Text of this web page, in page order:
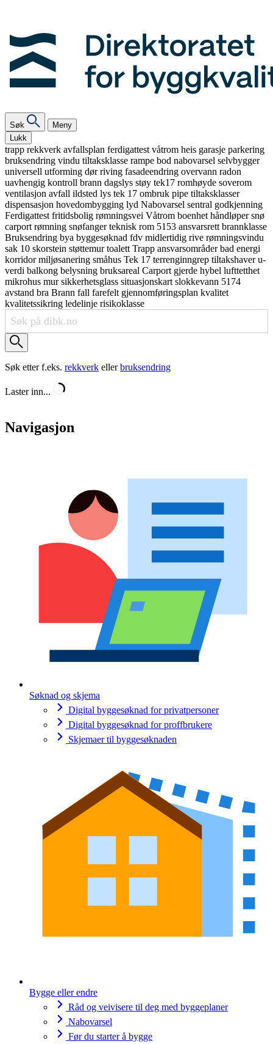
Søk
Meny
Lukk
trapp rekkverk avfallsplan ferdigattest våtrom heis garasje parkering
bruksendring vindu tiltaksklasse rampe bod nabovarsel selvbygger
universell utforming dørriving fasadeendring overvann radon
uavhengig kontroll brann dagslys støy tek17 romhøyde soverom
ventilasjon avfall ildsted lys tek 17 ombruk pipe tiltaksklasser
dispensasjon hovedombygging lyd Nabovarsel sentral godkjenning
Ferdigattest fritidsbolig rømningsvei Våtrom boenhet håndløpersnø
carport rømning snøfangerteknisk rom 5153 ansvarsrett brannklasse
Bruksendring bya byggesøknad fdv midlertidig rive rømningsvindu
sak 10 skorstein støttemurtoalett Trapp ansvarsområderbad energi
korridormiljøsanering småhus Tek 17 terrenginngrep tiltakshaveru-
verdi balkong belysning bruksareal Carport gjerde hybel lufttetthet
mikrohus mursikkerhetsglass situasjonskart slokkevann 5174
avstand bra Brann fall farefelt gjennomføringsplan kvalitet
kvalitetssikring ledelinje risikoklasse
Søk etter f.eks. rekkverk ellerbruksendring
Laster inn...
Navigasjon
Søknad og skjema
Digital byggesøknad for privatpersoner
Digital byggesøknad for proffbrukere
Skjemaer til byggesøknaden
Bygge eller endre
Råd og veivisere til deg med byggeplaner
Nabovarsel
Før du starter å bygge